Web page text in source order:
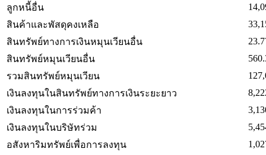
ลูกหนี้อื่น
สินค้าและพัสดุคงเหลือ
สินทรัพย์ทางการเงินหมุนเวียนอื่น
สินทรัพย์หมุนเวียนอื่น
รวมสินทรัพย์หมุนเวียน
เงินลงทุนในสินทรัพย์ทางการเงินระยะยาว
เงินลงทุนในการร่วมค้า
เงินลงทุนในบริษัทร่วม
อสังหาริมทรัพย์เพื่อการลงทุน